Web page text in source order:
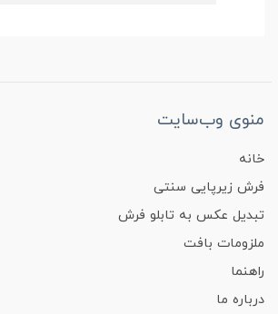
منوی وب‌سایت
خانه
فرش زیرپایی سنتی
تبدیل عکس به تابلو فرش
ملزومات بافت
راهنما
درباره ما